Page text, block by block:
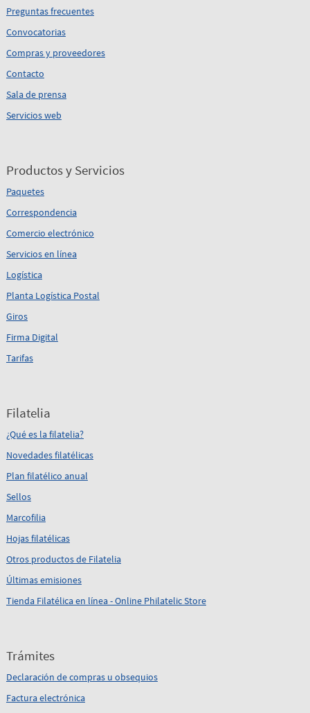
Preguntas frecuentes
Convocatorias
Compras y proveedores
Contacto
Sala de prensa
Servicios web
Productos y Servicios
Paquetes
Correspondencia
Comercio electrónico
Servicios en línea
Logística
Planta Logística Postal
Giros
Firma Digital
Tarifas
Filatelia
¿Qué es la filatelia?
Novedades filatélicas
Plan filatélico anual
Sellos
Marcofilia
Hojas filatélicas
Otros productos de Filatelia
Últimas emisiones
Tienda Filatélica en línea - Online Philatelic Store
Trámites
Declaración de compras u obsequios
Factura electrónica